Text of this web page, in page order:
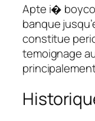
Apte i�
banque
constitue
temoignage